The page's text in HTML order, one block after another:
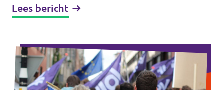
wij een grote rol. Het ging over de...
Lees bericht